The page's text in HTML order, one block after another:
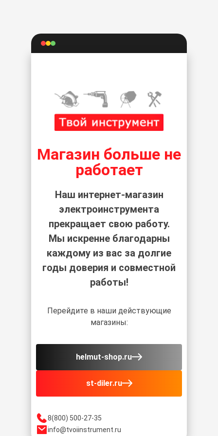
8(800) 500-27-35
info@tvoiinstrument.ru
Магазин больше не
работает
Наш интернет-магазин
электроинструмента
прекращает свою работу.
Мы искренне благодарны
каждому из вас за долгие
годы доверия и совместной
работы!
Перейдите в наши действующие
магазины:
helmut-shop.ru
st-diler.ru